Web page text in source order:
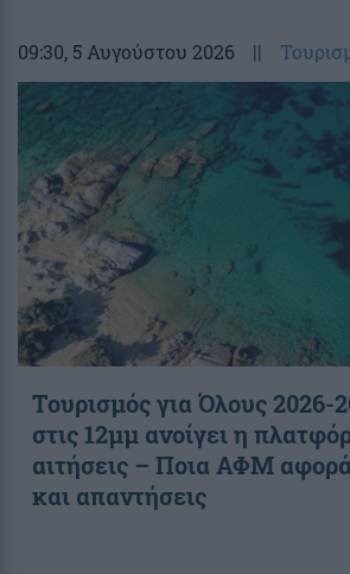
09:30, 5 Αυγούστου 2026 ||
Τουρισμός για Όλους 2026-
στις 12μμ ανοίγει η
αιτήσεις – Ποια ΑΦΜ
και απαντήσεις